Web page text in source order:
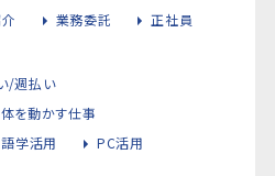
業務委託 正社員
/週払い
体を動かす仕事
語学活用
PC活用